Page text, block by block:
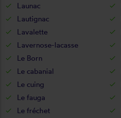
Launac
Lautignac
Lavalette
Lavernose-lacasse
Le Born
Le cabanial
Le cuing
Le fauga
Le fréchet